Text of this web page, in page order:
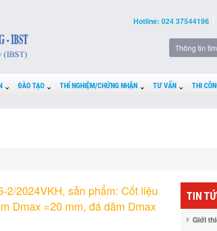
Hotline: 024 37544196
ĐÀO TẠO THÍ NGHIỆM/CHỨNG NHẬN TƯ VẤN THI
2/2024VKH, sản phẩm: Cốt liệu
Dmax =20 mm, đá dăm Dmax
TIN
Giới